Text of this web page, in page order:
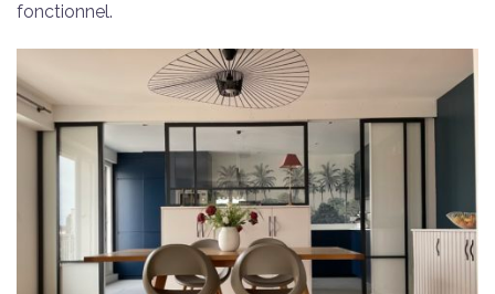
fonctionnel.